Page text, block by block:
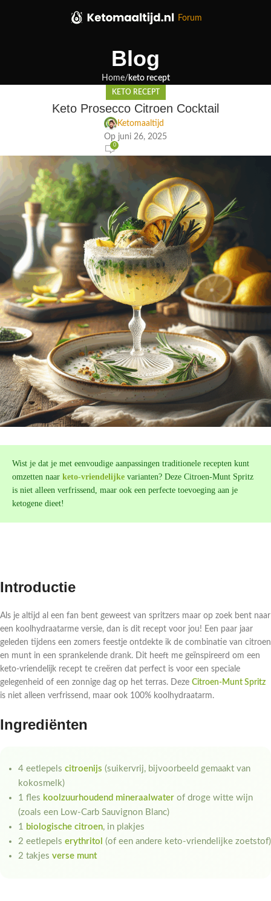
Forum
Blog
Home keto recept
KETO RECEPT
Keto Prosecco Citroen Cocktail
Ketomaaltijd
Op juni 26, 2025
0
Wist je dat je met eenvoudige aanpassingen traditionele recepten kunt
omzetten naar keto-vriendelijke varianten? Deze Citroen-Munt Spritz
is niet alleen verfrissend, maar ook een perfecte toevoeging aan je
ketogene dieet!
Introductie
Als je altijd al een fan bent geweest van spritzers maar op zoek bent naar
een koolhydraatarme versie, dan is dit recept voor jou! Een paar jaar
geleden tijdens een zomers feestje ontdekte ik de combinatie van citroen
en munt in een sprankelende drank. Dit heeft me geïnspireerd om een
keto-vriendelijk recept te creëren dat perfect is voor een speciale
gelegenheid of een zonnige dag op het terras. Deze Citroen-Munt Spritz
is niet alleen verfrissend, maar ook 100% koolhydraatarm.
Ingrediënten
4 eetlepels citroenijs (suikervrij, bijvoorbeeld gemaakt van
kokosmelk)
1 fles koolzuurhoudend mineraalwater of droge witte wijn
(zoals een Low-Carb Sauvignon Blanc)
1 biologische citroen, in plakjes
2 eetlepels erythritol (of een andere keto-vriendelijke zoetstof)
2 takjes verse munt